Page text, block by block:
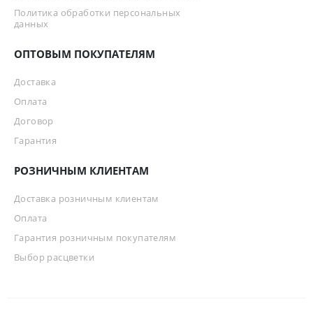
Политика обработки персональных
данных
ОПТОВЫМ ПОКУПАТЕЛЯМ
Доставка
Оплата
Договор
Гарантия
РОЗНИЧНЫМ КЛИЕНТАМ
Доставка розничным клиентам
Оплата
Гарантия розничным покупателям
Выбор расцветки